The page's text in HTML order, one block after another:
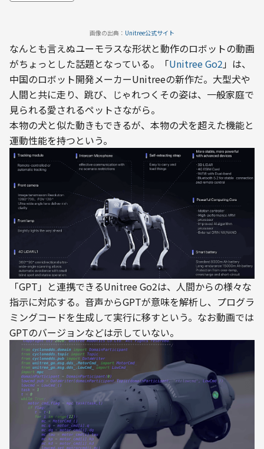
画像の出典： Unitree公式サイト
なんとも言えぬユーモラスな形状と動作のロボットの動画
がちょっとした話題となっている。「Unitree Go2」は、
中国のロボット開発メーカーUnitreeの新作だ。大型犬や
人間と共に走り、跳び、じゃれつくその姿は、一般家庭で
見られる愛されるペットさながら。
本物の犬と似た動きもできるが、本物の犬を超えた機能と
運動性能を持つという。
「GPT」と連携できるUnitree Go2は、人間からの様々な
指示に対応する。音声からGPTが意味を解析し、プログラ
ミングコードを生成して実行に移すという。なお動画では
GPTのバージョンなどは示していない。